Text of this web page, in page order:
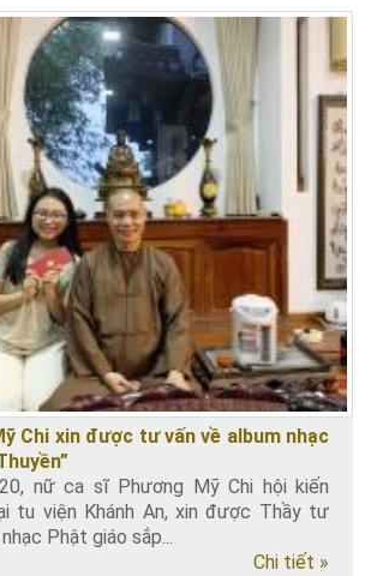
Chi xin được tư vấn về album nhạc
nữ ca sĩ Phương Mỹ Chi hội kiến
tu viện Khánh An, xin được Thầy tư
Phật giáo sắp...
Chi tiết »